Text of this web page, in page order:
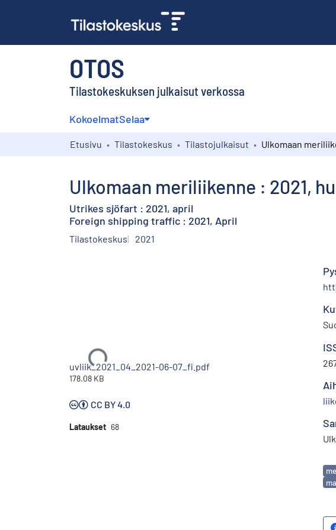
OTOS
Tilastokeskuksen julkaisut verkossa
KokoelmatSelaa
Etusivu Tilastokeskus Tilastojulkaisut
Ulkomaan meriliikenne : 2021,
Utrikes sjöfart : 2021, april
Foreign shipping traffic : 2021, April
Tilastokeskus 2021
Ladataan...
uvliik_2021_04_2021-06-07_fi.pdf
178.08 KB
CC BY 4.0
Lataukset 68